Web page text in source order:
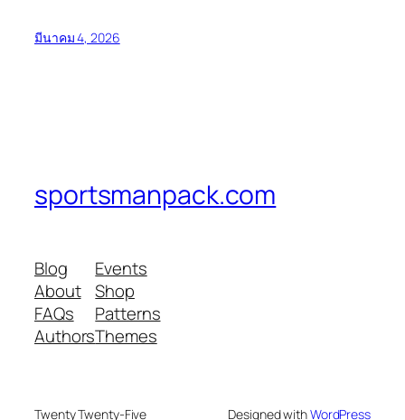
มีนาคม 4, 2026
sportsmanpack.com
Blog
About
FAQs
Authors
Events
Shop
Patterns
Themes
Twenty Twenty-Five Designed withWordPress